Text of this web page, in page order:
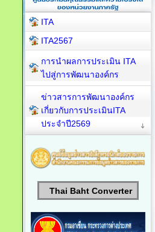
ITA
ITA2567
การนำผลการประเมิน ITA
ไปสู่การพัฒนาองค์กร
ข่าวสารการพัฒนาองค์กร
เกี่ยวกับการประเมินITA
ประจำปี2569
Thai Baht Converter